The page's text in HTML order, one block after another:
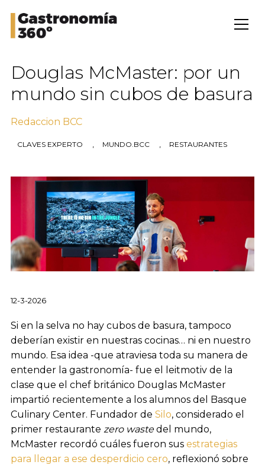
Douglas McMaster: por un
mundo sin cubos de basura
Redaccion BCC
CLAVES EXPERTO , MUNDO.BCC , RESTAURANTES
12-3-2026
Si en la selva no hay cubos de basura, tampoco
deberían existir en nuestras cocinas… ni en nuestro
mundo. Esa idea -que atraviesa toda su manera de
entender la gastronomía- fue el leitmotiv de la
clase que el chef británico Douglas McMaster
impartió recientemente a los alumnos del Basque
Culinary Center. Fundador de Silo, considerado el
primer restaurante zero wastedel mundo,
McMaster recordó cuáles fueron sus estrategias
para llegar a ese desperdicio cero, reflexionó sobre